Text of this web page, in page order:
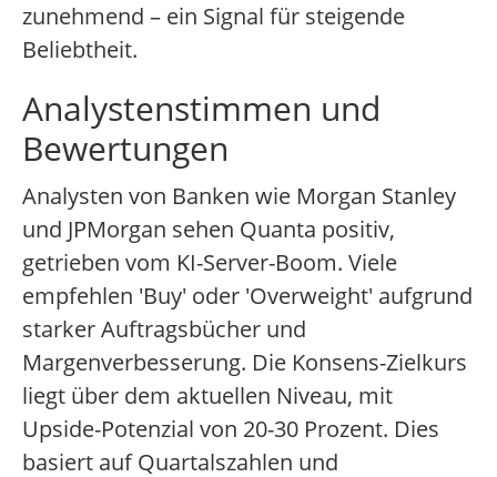
zunehmend – ein Signal für steigende
Beliebtheit.
Analystenstimmen und
Bewertungen
Analysten von Banken wie Morgan Stanley
und JPMorgan sehen Quanta positiv,
getrieben vom KI-Server-Boom. Viele
empfehlen 'Buy' oder 'Overweight' aufgrund
starker Auftragsbücher und
Margenverbesserung. Die Konsens-Zielkurs
liegt über dem aktuellen Niveau, mit
Upside-Potenzial von 20-30 Prozent. Dies
basiert auf Quartalszahlen und